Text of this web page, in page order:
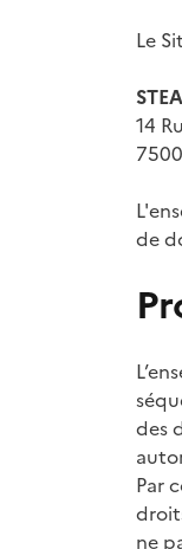
Le
14
de
des
Par
ne